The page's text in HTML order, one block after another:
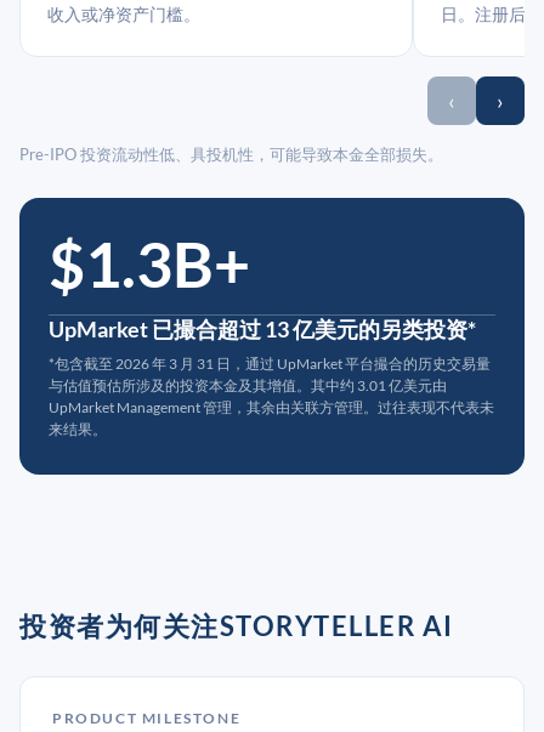
收入或净资产门槛。
日。注册后
‹ ›
Pre-IPO 投资流动性低、具投机性，可能导致本金全部损失。
$1.3B+
UpMarket 已撮合超过 13 亿美元的另类投资*
*包含截至 2026 年 3 月 31 日，通过 UpMarket 平台撮合的历史交易量
与估值预估所涉及的投资本金及其增值。其中约 3.01 亿美元由
UpMarket Management 管理，其余由关联方管理。过往表现不代表未
来结果。
投资者为何关注STORYTELLER AI
PRODUCT MILESTONE